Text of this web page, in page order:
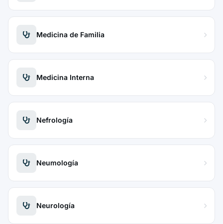
Medicina de Familia
Medicina Interna
Nefrología
Neumología
Neurología